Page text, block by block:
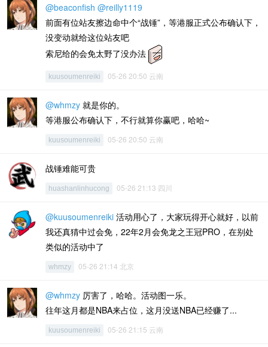
@beaconfish @reilly1119
前面有位站友擦边命中个“战锤”，等港服正式公布确认下，
没变动就给这位站友吧
索尼给的会免太野了没办法
kuusoumenreiki 05-26 20:50 云南
@whmzy 就是你的。
等港服公布确认下，不行就算你赢吧，哈哈~
kuusoumenreiki 05-26 20:50 云南
战锤难能可贵
huashanlinhucong 05-26 21:13 四川
@kuusoumenreiki 活动用心了，大家玩得开心就好，以前
我还真猜中过会免，22年2月会免龙之王冠PRO，在别处
类似的活动中了
whmzy 05-26 21:14 北京
@whmzy 厉害了，哈哈。活动图一乐。
往年这月都是NBA来占位，这月没送NBA已经赚了...
kuusoumenreiki 05-26 21:15 云南